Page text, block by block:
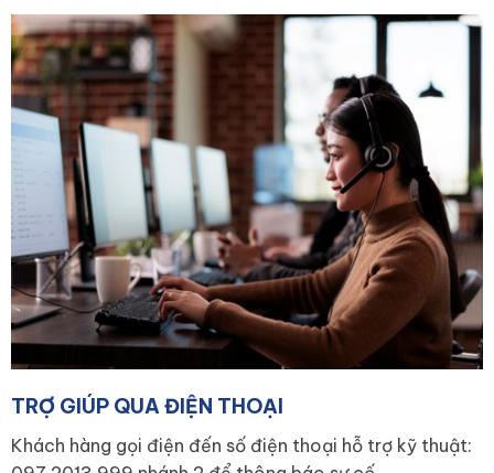
TRỢ GIÚP QUA ĐIỆN THOẠI
Khách hàng gọi điện đến số điện thoại hỗ trợ kỹ thuật: